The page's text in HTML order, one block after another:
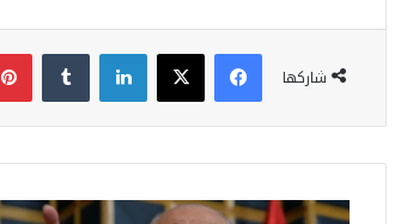
شاركها
فيسبوك‫X لينكدإن
باهتشلي